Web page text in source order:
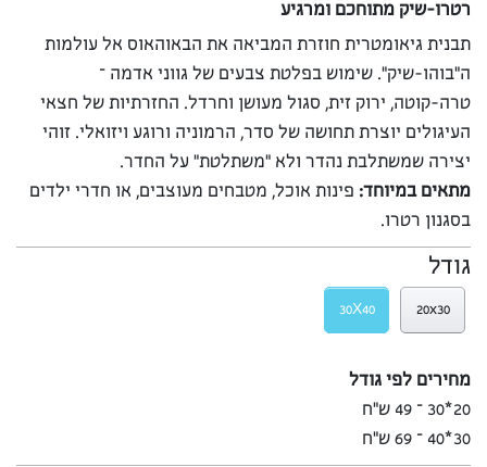
רטרו-שיק מתוחכם ומרגיע
תבנית גיאומטרית חוזרת המביאה את הבאוהאוס אל עולמות
ה”בוהו-שיק”. שימוש בפלטת צבעים של גווני אדמה –
טרה-קוטה, ירוק זית, סגול מעושן וחרדל. החזרתיות של חצאי
העיגולים יוצרת תחושה של סדר, הרמוניה ורוגע ויזואלי. זוהי
יצירה שמשתלבת נהדר ולא “משתלטת” על החדר.
מתאים במיוחד: פינות אוכל, מטבחים מעוצבים, או חדרי ילדים
בסגנון רטרו.
גודל
20x30
30X40
מחירים לפי גודל
20*30 – 49 ש”ח
30*40 – 69 ש”ח